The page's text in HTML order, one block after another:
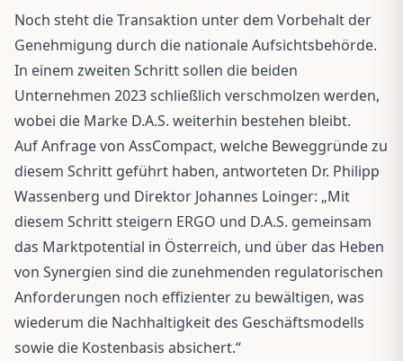
Noch steht die Transaktion unter dem Vorbehalt der
Genehmigung durch die nationale Aufsichtsbehörde.
In einem zweiten Schritt sollen die beiden
Unternehmen 2023 schließlich verschmolzen werden,
wobei die Marke D.A.S. weiterhin bestehen bleibt.
Auf Anfrage von AssCompact, welche Beweggründe zu
diesem Schritt geführt haben, antworteten Dr. Philipp
Wassenberg und Direktor Johannes Loinger: „Mit
diesem Schritt steigern ERGO und D.A.S. gemeinsam
das Marktpotential in Österreich, und über das Heben
von Synergien sind die zunehmenden regulatorischen
Anforderungen noch effizienter zu bewältigen, was
wiederum die Nachhaltigkeit des Geschäftsmodells
sowie die Kostenbasis absichert.“